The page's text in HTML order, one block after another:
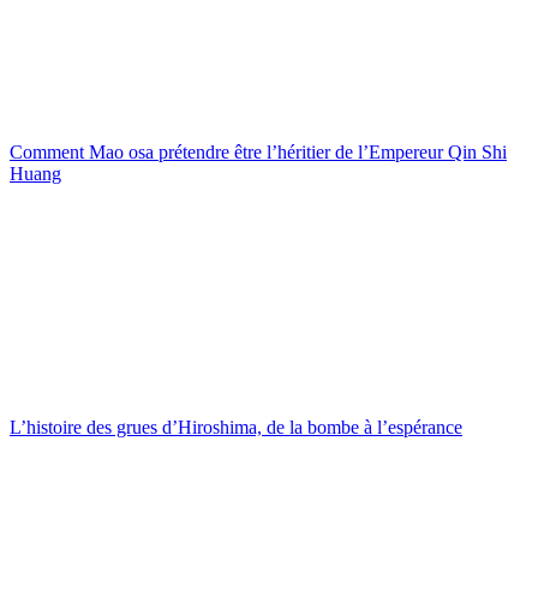
Comment Mao osa prétendre être l’héritier de l’Empereur Qin Shi
Huang
L’histoire des grues d’Hiroshima, de la bombe à l’espérance